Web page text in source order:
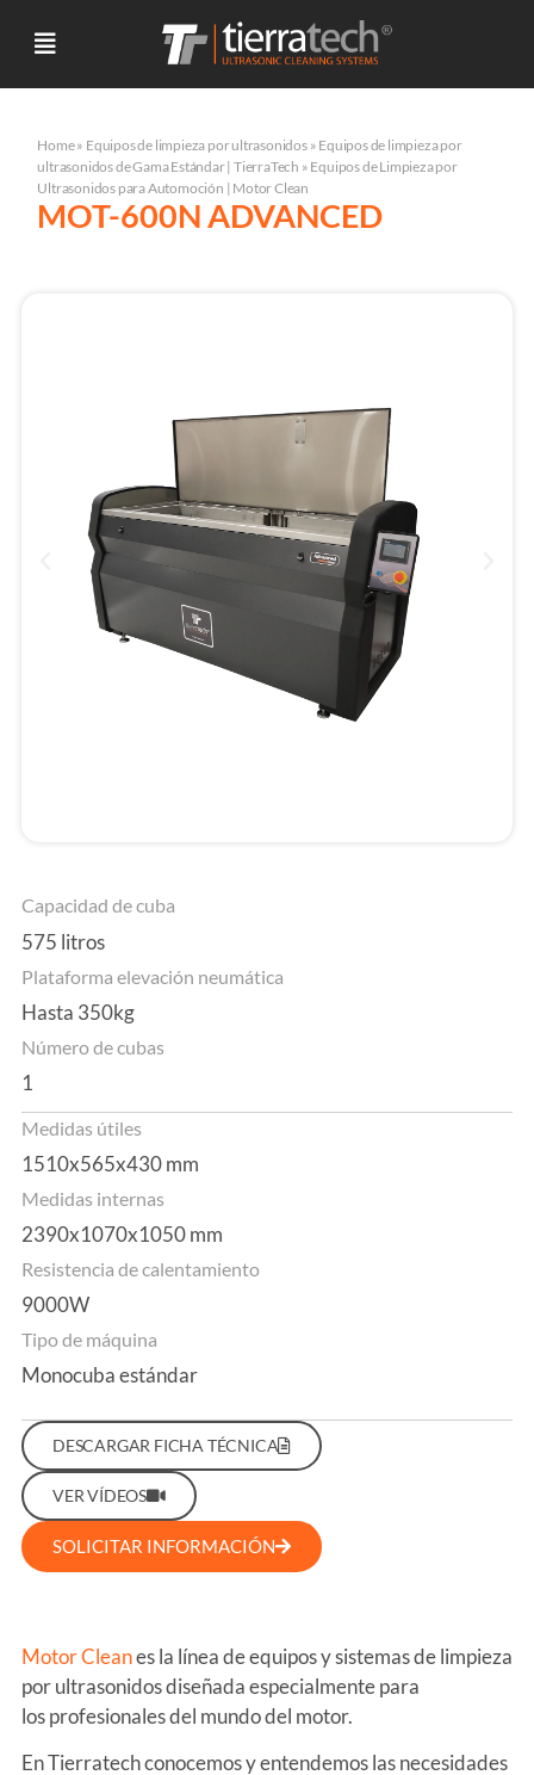
Home» Equipos de limpieza por ultrasonidos» Equipos de limpieza por
ultrasonidos de Gama Estándar | TierraTech » Equipos de Limpieza por
Ultrasonidos para Automoción | Motor Clean
MOT-600N ADVANCED
Capacidad de cuba
575 litros
Plataforma elevación neumática
Hasta 350kg
Número de cubas
1
Medidas útiles
1510x565x430 mm
Medidas internas
2390x1070x1050 mm
Resistencia de calentamiento
9000W
Tipo de máquina
Monocuba estándar
DESCARGAR FICHA TÉCNICA
VER VÍDEOS
SOLICITAR INFORMACIÓN
Motor Cleanes la línea de equipos y sistemas de limpieza
por ultrasonidos diseñada especialmente para
los profesionales del mundo del motor.
En Tierratech conocemos y entendemos las necesidades